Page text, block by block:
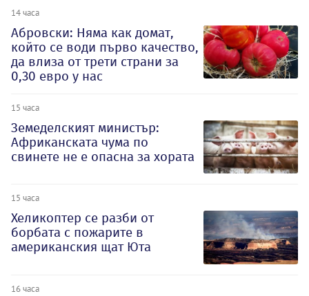
14 часа
Абровски: Няма как домат,
който се води първо качество,
да влиза от трети страни за
0,30 евро у нас
15 часа
Земеделският министър:
Африканската чума по
свинете не е опасна за хората
15 часа
Хеликоптер се разби от
борбата с пожарите в
американския щат Юта
16 часа